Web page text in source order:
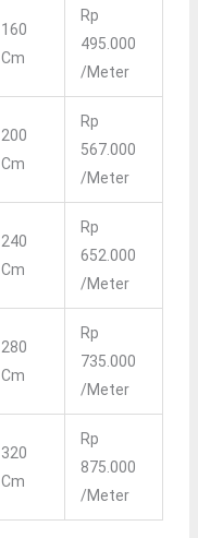
160
Cm
Rp
495.000
/meter
200
Cm
Rp
567.000
/meter
240
Cm
Rp
652.000
/meter
280
Cm
Rp
735.000
/meter
320
Cm
Rp
875.000
/meter